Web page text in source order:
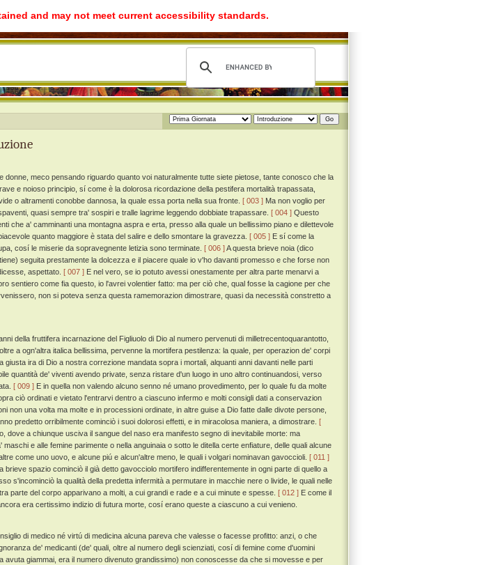
and may not meet current accessibility standards.
donne, meco pensando riguardo quanto voi naturalmente tutte siete pietose, tante conosco che la
e noioso principio, sí come è la dolorosa ricordazione della pestifera mortalità trapassata,
o altramenti conobbe dannosa, la quale essa porta nella sua fronte. [ 003 ] Ma non voglio per
quasi sempre tra' sospiri e tralle lagrime leggendo dobbiate trapassare. [ 004 ] Questo
che a' camminanti una montagna aspra e erta, presso alla quale un bellissimo piano e dilettevole
quanto maggiore è stata del salire e dello smontare la gravezza. [ 005 ] E sí come la
cosí le miserie da sopravegnente letizia sono terminate. [ 006 ]A questa brieve noia (dico
seguita prestamente la dolcezza e il piacere quale io v'ho davanti promesso e che forse non
aspettato. [ 007 ] E nel vero, se io potuto avessi onestamente per altra parte menarvi a
sentiero come fia questo, io l'avrei volentier fatto: ma per ciò che, qual fosse la cagione per che
non si poteva senza questa ramemorazion dimostrare, quasi da necessità constretto a
della fruttifera incarnazione del Figliuolo di Dio al numero pervenuti di milletrecentoquarantotto,
a ogn'altra italica bellissima, pervenne la mortifera pestilenza: la quale, per operazion de' corpi
giusta ira di Dio a nostra correzione mandata sopra i mortali, alquanti anni davanti nelle parti
quantità de' viventi avendo private, senza ristare d'un luogo in uno altro continuandosi, verso
[ 009 ] E in quella non valendo alcuno senno né umano provedimento, per lo quale fu da molte
ciò ordinati e vietato l'entrarvi dentro a ciascuno infermo e molti consigli dati a conservazion
non una volta ma molte e in processioni ordinate, in altre guise a Dio fatte dalle divote persone,
predetto orribilmente cominciò i suoi dolorosi effetti, e in miracolosa maniera, a dimostrare. [
dove a chiunque usciva il sangue del naso era manifesto segno di inevitabile morte: ma
e alle femine parimente o nella anguinaia o sotto le ditella certe enfiature, delle quali alcune
come uno uovo, e alcune piú e alcun'altre meno, le quali i volgari nominavan gavoccioli. [ 011 ]
brieve spazio cominciò il già detto gavocciolo mortifero indifferentemente in ogni parte di quello a
s'incominciò la qualità della predetta infermità a permutare in macchie nere o livide, le quali nelle
parte del corpo apparivano a molti, a cui grandi e rade e a cui minute e spesse. [ 012 ] E come il
era certissimo indizio di futura morte, cosí erano queste a ciascuno a cui venieno.
di medico né virtú di medicina alcuna pareva che valesse o facesse profitto: anzi, o che
de' medicanti (de' quali, oltre al numero degli scienziati, cosí di femine come d'uomini
avuta giammai, era il numero divenuto grandissimo) non conoscesse da che si movesse e per